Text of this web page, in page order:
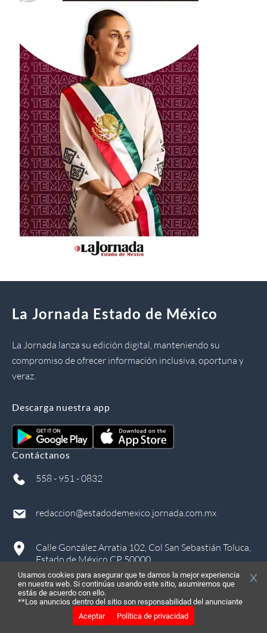
in
La Jornada Estado de México
La Jornada lanza su edición digital, manteniendo su
compromiso de ofrecer información inclusiva, oportuna y
veraz.
Descarga nuestra app
Contáctanos
558 - 951 - 0832
redaccion@estadodemexico.jornada.com.mx
Calle González Arratia 102, Col San Sebastián Toluca,
Estado de México CP 50000
2026, Todos los derechos reservados
Usamos cookies para asegurar que te damos la mejor experiencia
en nuestra web. Si continúas usando este sitio, asumiremos que
estás de acuerdo con ello.
**Los anuncios dentro del sitio son responsabilidad del anunciante
Aceptar
Política de privacidad